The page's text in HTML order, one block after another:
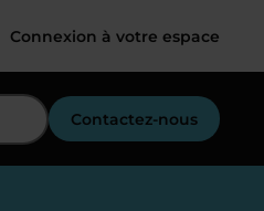
Connexion à votre espace
Contactez-nous